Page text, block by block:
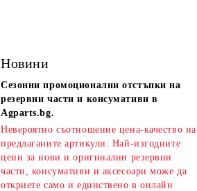
Новини
Сезонни промоционални отстъпки на
резервни части и консумативи в
Agparts.bg.
Невероятно съотношение цена-качество на
предлаганите артикули. Най-изгодните
цени за нови и оригинални резервни
части, консумативи и аксесоари може да
откриете само и единствено в онлайн